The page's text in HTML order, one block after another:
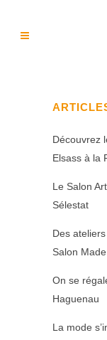
Découvrez
Elsass à la
Le Salon
Sélestat
Des
Salon
On se
Haguenau
La mode